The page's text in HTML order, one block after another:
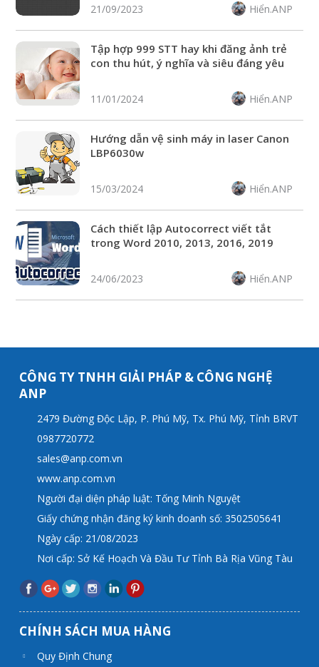
21/09/2023 Hiển.ANP
Tập hợp 999 STT hay khi đăng ảnh trẻ
con thu hút, ý nghĩa và siêu đáng yêu
11/01/2024 Hiển.ANP
Hướng dẫn vệ sinh máy in laser Canon
LBP6030w
15/03/2024 Hiển.ANP
Cách thiết lập Autocorrect viết tắt
trong Word 2010, 2013, 2016, 2019
24/06/2023 Hiển.ANP
CÔNG TY TNHH GIẢI PHÁP & CÔNG NGHỆ
ANP
2479 Đường Độc Lập, P. Phú Mỹ, Tx. Phú Mỹ, Tỉnh BRVT
0987720772
sales@anp.com.vn
www.anp.com.vn
Người đại diện pháp luật: Tống Minh Nguyệt
Giấy chứng nhận đăng ký kinh doanh số: 3502505641
Ngày cấp: 21/08/2023
Nơi cấp: Sở Kế Hoạch Và Đầu Tư Tỉnh Bà Rịa Vũng Tàu
CHÍNH SÁCH MUA HÀNG
Quy Định Chung